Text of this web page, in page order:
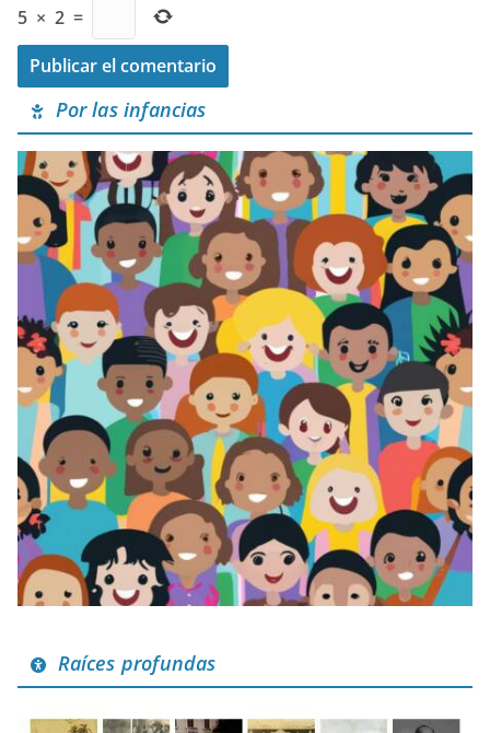
5 × 2 =
Por las infancias
Raíces profundas